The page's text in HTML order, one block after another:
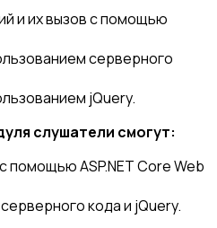
и их вызов с помощью
серверного
jQuery.
слушатели смогут:
помощью ASP.NET Core Web
кода и jQuery.